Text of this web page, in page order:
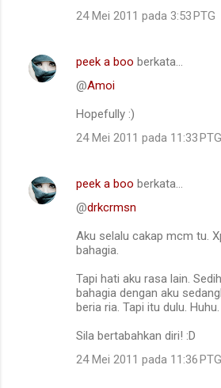
24 Mei 2011 pada 3:53 PTG
peek a boo berkata…
@Amoi
Hopefully :)
24 Mei 2011 pada 11:33 PTG
peek a boo berkata…
@drkcrmsn
Aku selalu cakap mcm tu.
bahagia.
Tapi hati aku rasa lain.
bahagia dengan aku
beria ria. Tapi itu dulu. Huhu.
Sila bertabahkan diri! :D
24 Mei 2011 pada 11:36 PTG